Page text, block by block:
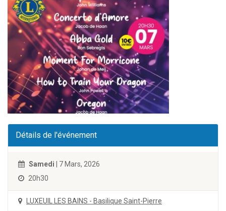
Détails de l'événement
Samedi | 7 Mars, 2026
20h30
LUXEUIL LES BAINS - Basilique Saint-Pierre